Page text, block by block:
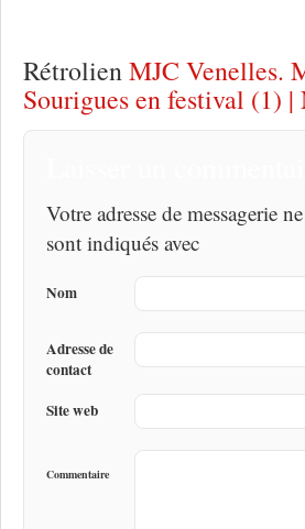
RétrolienMJC Venelles.
Sourigues en festival (1) |
Votre adresse de messagerie
sont indiqués avec
Nom
Adresse de
contact
Site web
Commentaire